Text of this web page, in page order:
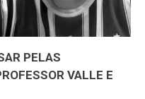
PELAS
VALLE E